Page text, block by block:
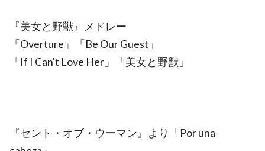
『美女と野獣』メドレー
「Overture」「Be Our Guest」
「If I Can't Love Her」「美女と野獣」
『セント・オブ・ウーマン』より「Por una